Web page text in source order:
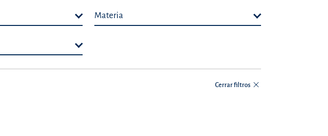
Materia
Cerrar filtros